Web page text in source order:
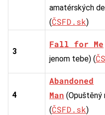
amatérských
(ČSFD.sk)
3
Fall for Me
jenom tebe) (
4
Abandoned
Man (Opuštěný
(ČSFD.sk)